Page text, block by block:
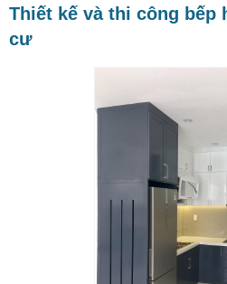
Thiết kế và thi công bếp
cư